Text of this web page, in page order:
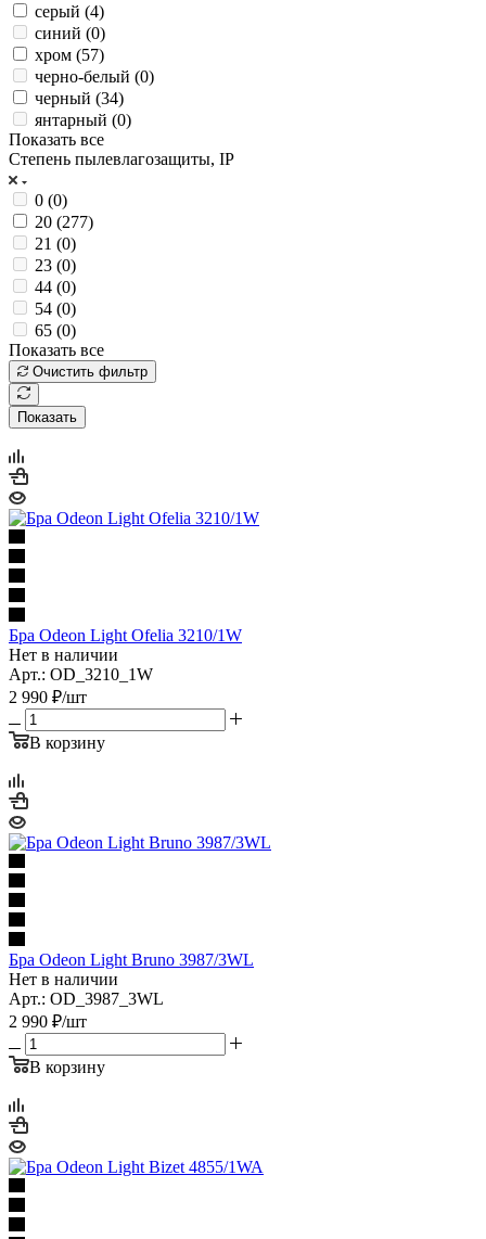
серый (4)
синий (0)
хром (57)
черно-белый (0)
черный (34)
янтарный (0)
Показать все
Степень пылевлагозащиты, IP
0 (0)
20 (277)
21 (0)
23 (0)
44 (0)
54 (0)
65 (0)
Показать все
Очистить фильтр
Показать
Бра Odeon Light Ofelia 3210/1W
Нет в наличии
Арт.: OD_3210_1W
2 990 ₽/шт
В корзину
Бра Odeon Light Bruno 3987/3WL
Нет в наличии
Арт.: OD_3987_3WL
2 990 ₽/шт
В корзину